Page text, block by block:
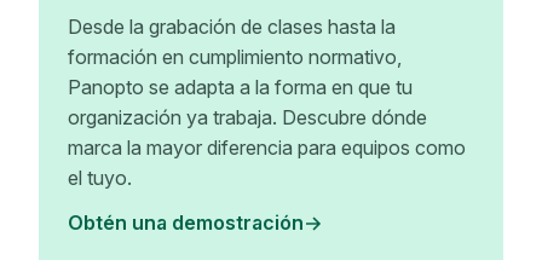
Desde la grabación de clases hasta la
formación en cumplimiento normativo,
Panopto se adapta a la forma en que tu
organización ya trabaja. Descubre dónde
marca la mayor diferencia para equipos como
el tuyo.
Obtén una demostración